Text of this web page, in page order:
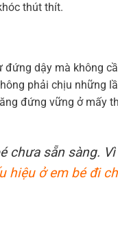
thút thít.
dậy mà không
phải chịu những
đứng vững ở mấy
chưa sẵn sàng.
hiệu ở em bé đi